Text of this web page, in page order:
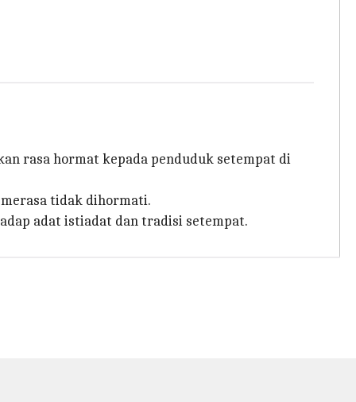
rasa hormat kepada penduduk setempat di
tidak dihormati.
adat istiadat dan tradisi setempat.